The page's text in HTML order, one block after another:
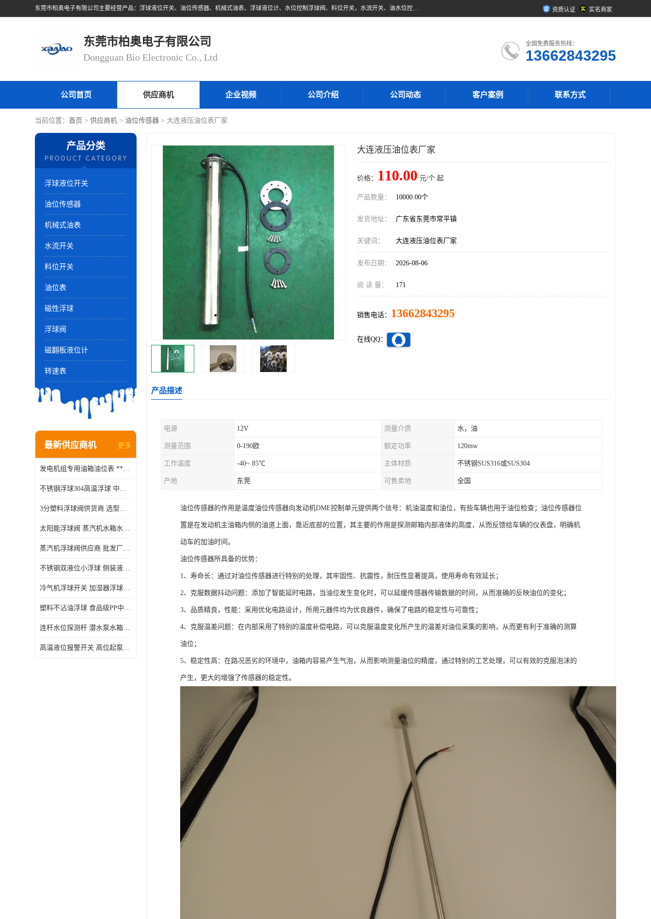
东莞市柏奥电子有限公司主要经营产品：浮球液位开关、油位传感器、机械式油表、浮球液位计、水位控制浮球阀、料位开关，水流开关、油水位控制配套仪表等。柏奥电子，您可信赖的合作伙伴 资质认证 实名商家
东莞市柏奥电子有限公司
Dongguan Bio Electronic Co., Ltd
全国免费服务热线：
13662843295
公司首页 供应商机 企业视频 公司介绍 公司动态 客户案例 联系方式
当前位置： 首页 > 供应商机 > 油位传感器 > 大连液压油位表厂家
产品分类
浮球液位开关
油位传感器
机械式油表
水流开关
料位开关
油位表
磁性浮球
浮球阀
磁翻板液位计
转速表
最新供应商机 更多
发电机组专用油箱油位表 **指针式机械式油表
不锈钢浮球304高温浮球 中空磁性浮球 规格齐全
3分塑料浮球阀供货商 选型说明
太阳能浮球阀 蒸汽机水箱水位控制阀 规格齐全
蒸汽机浮球阀供应商 批发厂家 支持定制
不锈钢双液位小浮球 侧装液位开关 金属304/316材质
冷气机浮球开关 加湿器浮球磁环 闪电发货
塑料不沾油浮球 食品级PP中空浮球302514
连杆水位探测杆 潜水泵水箱水位控制器 非标定制
高温液位报警开关 高位起泵低水位停泵 不锈钢浮球开关
大连液压油位表厂家
价格： 110.00 元/个 起
产品数量： 10000.00个
发货地址： 广东省东莞市常平镇
关键词： 大连液压油位表厂家
发布日期： 2026-08-06
阅 读 量： 171
销售电话： 13662843295
在线QQ：
产品描述
电源 12V 测量介质 水，油
测量范围 0-190欧 额定功率 120mw
工作温度 -40~ 85℃ 主体材质 不锈钢SUS316或SUS304
产地 东莞 可售卖地 全国
油位传感器的作用是温度油位传感器向发动机DME控制单元提供两个信号：机油温度和油位，有些车辆也用于油位检查；油位传感器位
置是在发动机主油箱内侧的油道上面，靠近底部的位置，其主要的作用是探测邮箱内部液体的高度，从而反馈给车辆的仪表盘，明确机
动车的加油时间。
油位传感器所具备的优势：
1、寿命长：通过对油位传感器进行特别的处理，其牢固性、抗震性，耐压性显著提高，使用寿命有效延长；
2、克服数据抖动问题：添加了智能延时电路，当油位发生变化时，可以延缓传感器传输数据的时间，从而准确的反映油位的变化；
3、品质精良，性能：采用优化电路设计，所用元器件均为优良器件，确保了电路的稳定性与可靠性；
4、克服温差问题：在内部采用了特别的温度补偿电路，可以克服温度变化所产生的温差对油位采集的影响，从而更有利于准确的测算
油位；
5、稳定性高：在路况恶劣的环境中，油箱内容易产生气泡，从而影响测量油位的精度，通过特别的工艺处理，可以有效的克服泡沫的
产生，更大的增强了传感器的稳定性。